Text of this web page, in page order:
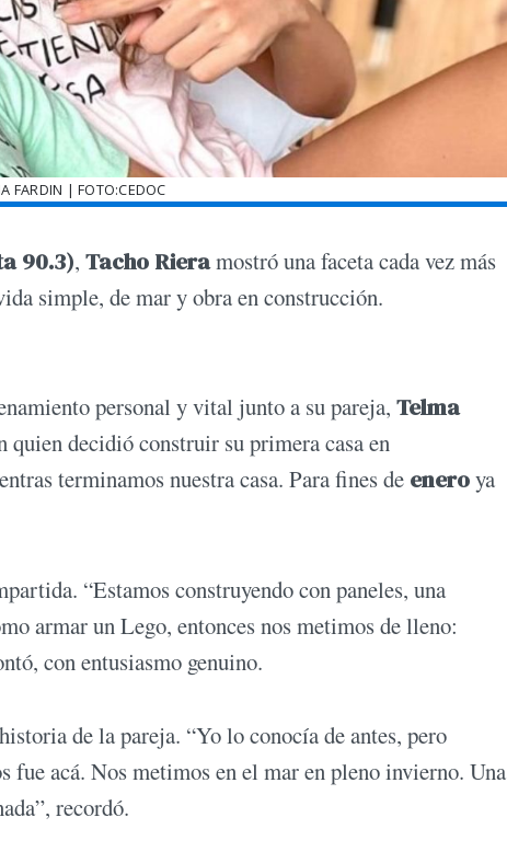
FARDIN | FOTO:CEDOC
90.3), Tacho Rieramostró una faceta cada vez más
simple, de mar y obra en construcción.
personal y vital junto a su pareja, Telma
quien decidió construir su primera casa en
terminamos nuestra casa. Para fines de eneroya
“Estamos construyendo con paneles, una
armar un Lego, entonces nos metimos de lleno:
con entusiasmo genuino.
de la pareja. “Yo lo conocía de antes, pero
acá. Nos metimos en el mar en pleno invierno. Una
recordó.